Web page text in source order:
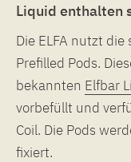
Liquid enthalten
Die ELFA nutzt
Prefilled Pods.
bekannten Elfbar
vorbefüllt und
Coil. Die Pods
fixiert.